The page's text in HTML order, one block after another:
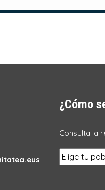
¿Cómo
Consulta la